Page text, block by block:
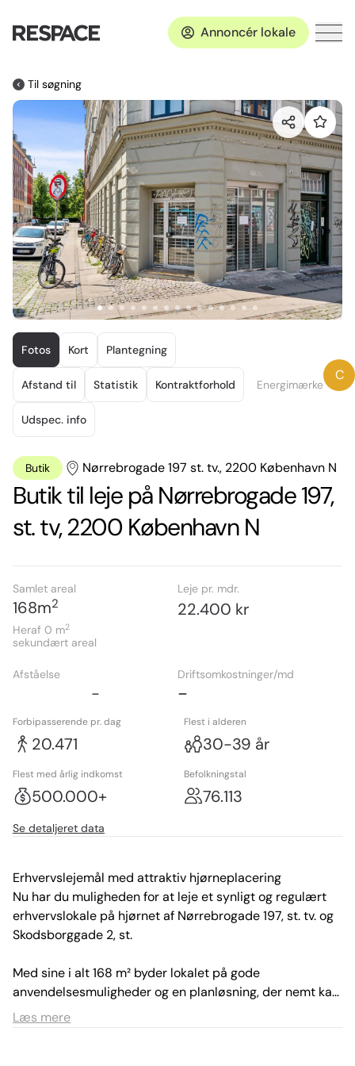
Annoncér lokale
Til søgning
Item
of
15
Fotos Kort Plantegning
Afstand til Statistik Kontraktforhold
Udspec. info
Energimærke
C
Butik Nørrebrogade 197 st. tv., 2200 København N
Butik til leje på Nørrebrogade 197,
st. tv, 2200 København N
Samlet areal
168m2
Heraf 0 m2
sekundært areal
Leje pr. mdr.
22.400 kr
Afståelse
-
Driftsomkostninger/md
-
Forbipasserende pr. dag
20.471
Flest i alderen
30-39 år
Flest med årlig indkomst
500.000+
Befolkningstal
76.113
Se detaljeret data
Erhvervslejemål med attraktiv hjørneplacering
Nu har du muligheden for at leje et synligt og regulært
erhvervslokale på hjørnet af Nørrebrogade 197, st. tv. og
Skodsborggade 2, st.
Med sine i alt 168 m² byder lokalet på gode
anvendelsesmuligheder og en planløsning, der nemt kan
tilpasses forskellige behov – hvad enten det er butik
Læs mere